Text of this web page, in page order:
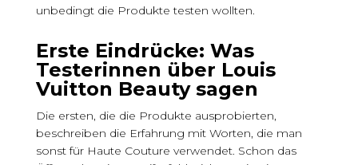
unbedingt die Produkte testen wollten.
Erste Eindrücke: Was
Testerinnen über Louis
Vuitton Beauty sagen
Die ersten, die die Produkte ausprobierten,
beschreiben die Erfahrung mit Worten, die man
sonst für Haute Couture verwendet. Schon das